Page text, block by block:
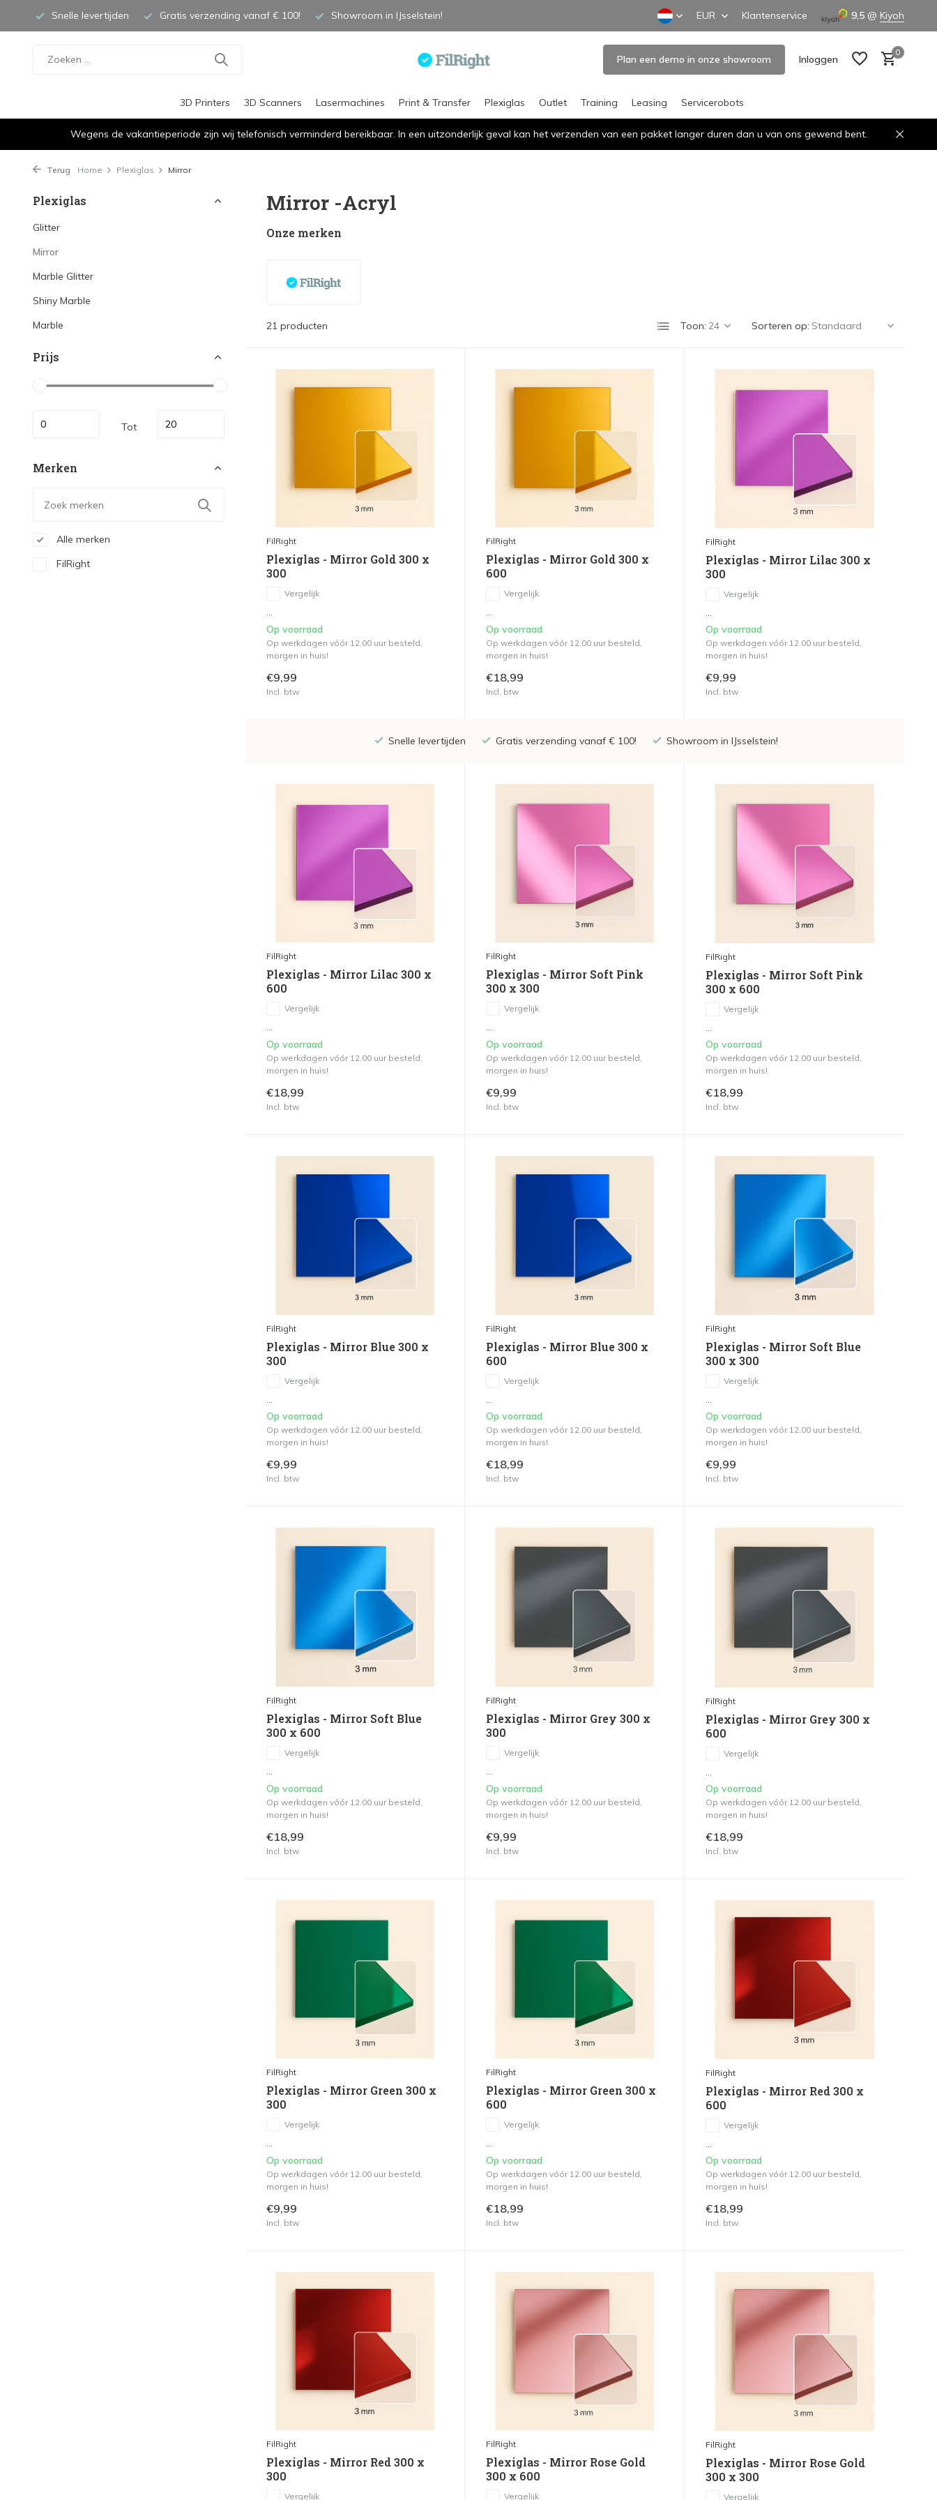
Snelle levertijden Gratis verzending vanaf € 100! Showroom in IJsselstein! EUR Klantenservice 9,5 @ Kiyoh
Plan een demo in onze showroom Inloggen
0
3D Printers 3D Scanners Lasermachines Print & Transfer Plexiglas Outlet Training Leasing Servicerobots
Wegens de vakantieperiode zijn wij telefonisch verminderd bereikbaar. In een uitzonderlijk geval kan het verzenden van een pakket langer duren dan u van ons gewend bent.
Terug Home Plexiglas Mirror
Plexiglas
Glitter
Mirror
Marble Glitter
Shiny Marble
Marble
Prijs
Tot
Merken
Alle merken
FilRight
Mirror -Acryl
Onze merken
21 producten Toon: Sorteren op:
FilRight
Plexiglas - Mirror Gold 300 x
300
Vergelijk
...
Op voorraad
Op werkdagen vóór 12.00 uur besteld,
morgen in huis!
€9,99
Incl. btw
FilRight
Plexiglas - Mirror Gold 300 x
600
Vergelijk
...
Op voorraad
Op werkdagen vóór 12.00 uur besteld,
morgen in huis!
€18,99
Incl. btw
FilRight
Plexiglas - Mirror Lilac 300 x
300
Vergelijk
...
Op voorraad
Op werkdagen vóór 12.00 uur besteld,
morgen in huis!
€9,99
Incl. btw
Snelle levertijden Gratis verzending vanaf € 100! Showroom in IJsselstein!
FilRight
Plexiglas - Mirror Lilac 300 x
600
Vergelijk
...
Op voorraad
Op werkdagen vóór 12.00 uur besteld,
morgen in huis!
€18,99
Incl. btw
FilRight
Plexiglas - Mirror Soft Pink
300 x 300
Vergelijk
...
Op voorraad
Op werkdagen vóór 12.00 uur besteld,
morgen in huis!
€9,99
Incl. btw
FilRight
Plexiglas - Mirror Soft Pink
300 x 600
Vergelijk
...
Op voorraad
Op werkdagen vóór 12.00 uur besteld,
morgen in huis!
€18,99
Incl. btw
FilRight
Plexiglas - Mirror Blue 300 x
300
Vergelijk
Op voorraad
Op werkdagen vóór 12.00 uur besteld,
morgen in huis!
€9,99
Incl. btw
FilRight
Plexiglas - Mirror Blue 300 x
600
Vergelijk
Op voorraad
Op werkdagen vóór 12.00 uur besteld,
morgen in huis!
€18,99
Incl. btw
FilRight
Plexiglas - Mirror Soft Blue
300 x 300
Vergelijk
...
Op voorraad
Op werkdagen vóór 12.00 uur besteld,
morgen in huis!
€9,99
Incl. btw
FilRight
Plexiglas - Mirror Soft Blue
300 x 600
Vergelijk
Op voorraad
Op werkdagen vóór 12.00 uur besteld,
morgen in huis!
€18,99
Incl. btw
FilRight
Plexiglas - Mirror Grey 300 x
300
Vergelijk
Op voorraad
Op werkdagen vóór 12.00 uur besteld,
morgen in huis!
€9,99
Incl. btw
FilRight
Plexiglas - Mirror Grey 300 x
600
Vergelijk
Op voorraad
Op werkdagen vóór 12.00 uur besteld,
morgen in huis!
€18,99
Incl. btw
FilRight
Plexiglas - Mirror Green 300 x
300
Vergelijk
Op voorraad
Op werkdagen vóór 12.00 uur besteld,
morgen in huis!
€9,99
Incl. btw
FilRight
Plexiglas - Mirror Green 300 x
600
Vergelijk
Op voorraad
Op werkdagen vóór 12.00 uur besteld,
morgen in huis!
€18,99
Incl. btw
FilRight
Plexiglas - Mirror Red 300 x
600
Vergelijk
Op voorraad
Op werkdagen vóór 12.00 uur besteld,
morgen in huis!
€18,99
Incl. btw
FilRight
Plexiglas - Mirror Red 300 x
300
Vergelijk
FilRight
Plexiglas - Mirror Rose Gold
300 x 600
Vergelijk
FilRight
Plexiglas - Mirror Rose Gold
300 x 300
Vergelijk